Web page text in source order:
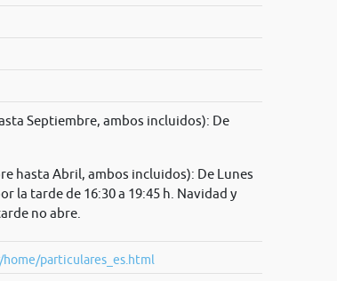
Septiembre, ambos incluidos): De
hasta Abril, ambos incluidos): De Lunes
la tarde de 16:30 a 19:45 h. Navidad y
no abre.
particulares_es.html